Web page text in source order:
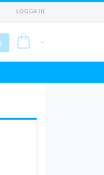
LOGGA IN
Min kundvagn